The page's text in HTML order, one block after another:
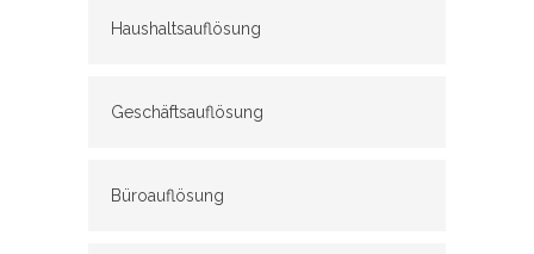
Haushaltsauflösung
Geschäftsauflösung
Büroauflösung